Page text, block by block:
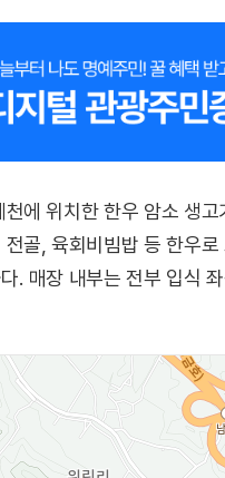
천에 위치한 한우 암소 생
전골, 육회비빔밥 등 한우
. 매장 내부는 전부 입식